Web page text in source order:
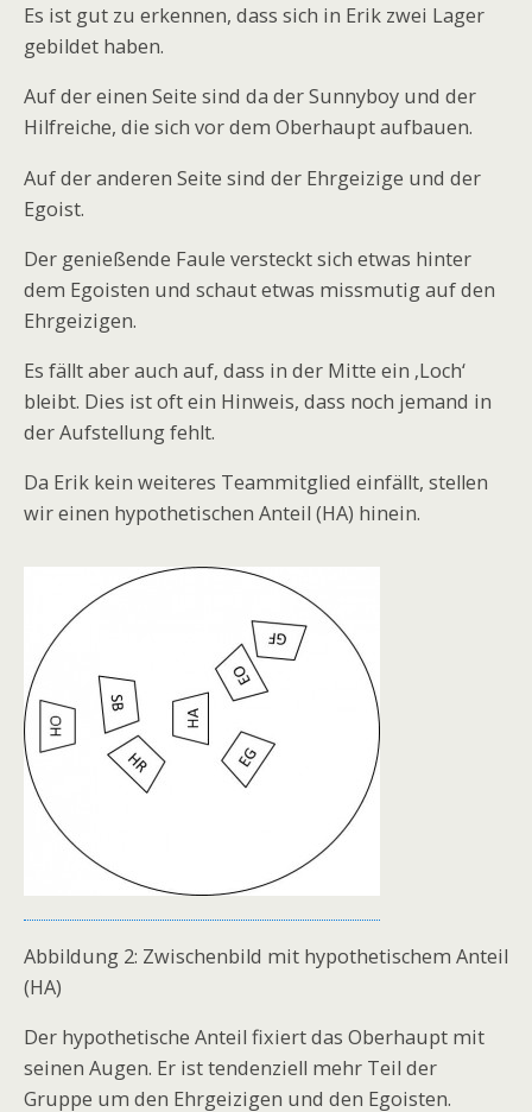
Es ist gut zu erkennen, dass sich in Erik zwei Lager
gebildet haben.
Auf der einen Seite sind da der Sunnyboy und der
Hilfreiche, die sich vor dem Oberhaupt aufbauen.
Auf der anderen Seite sind der Ehrgeizige und der
Egoist.
Der genießende Faule versteckt sich etwas hinter
dem Egoisten und schaut etwas missmutig auf den
Ehrgeizigen.
Es fällt aber auch auf, dass in der Mitte ein ‚Loch‘
bleibt. Dies ist oft ein Hinweis, dass noch jemand in
der Aufstellung fehlt.
Da Erik kein weiteres Teammitglied einfällt, stellen
wir einen hypothetischen Anteil (HA) hinein.
Abbildung 2: Zwischenbild mit hypothetischem Anteil
(HA)
Der hypothetische Anteil fixiert das Oberhaupt mit
seinen Augen. Er ist tendenziell mehr Teil der
Gruppe um den Ehrgeizigen und den Egoisten.